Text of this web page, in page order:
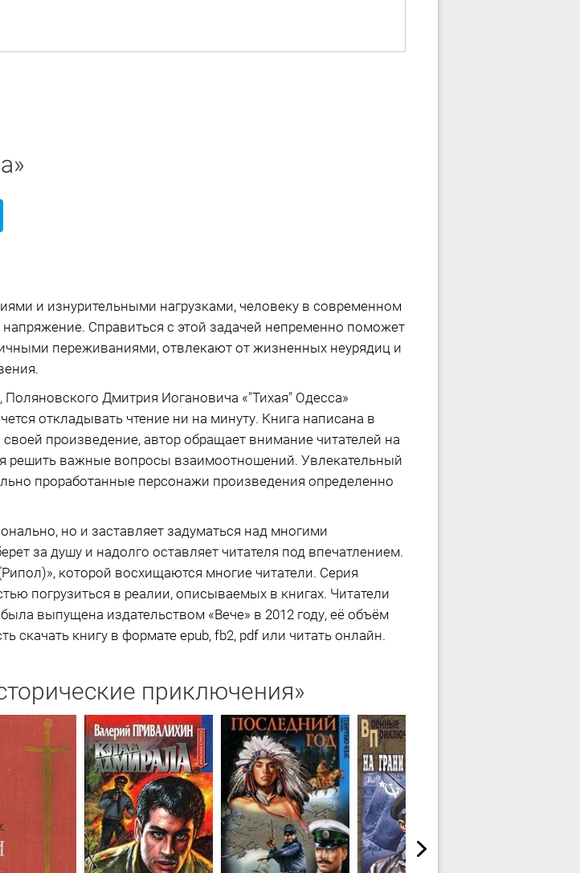
и изнурительными нагрузками, человеку в современном
Справиться с этой задачей непременно поможет
переживаниями, отвлекают от жизненных неурядиц и
Дмитрия Иогановича «"Тихая" Одесса»
откладывать чтение ни на минуту. Книга написана в
произведение, автор обращает внимание читателей на
решить важные вопросы взаимоотношений. Увлекательный
проработанные персонажи произведения определенно
но и заставляет задуматься над многими
за душу и надолго оставляет читателя под впечатлением.
которой восхищаются многие читатели. Серия
погрузиться в реалии, описываемых в книгах. Читатели
выпущена издательством «Вече» в 2012 году, её объём
скачать книгу в формате epub, fb2, pdf или читать онлайн.
приключения»